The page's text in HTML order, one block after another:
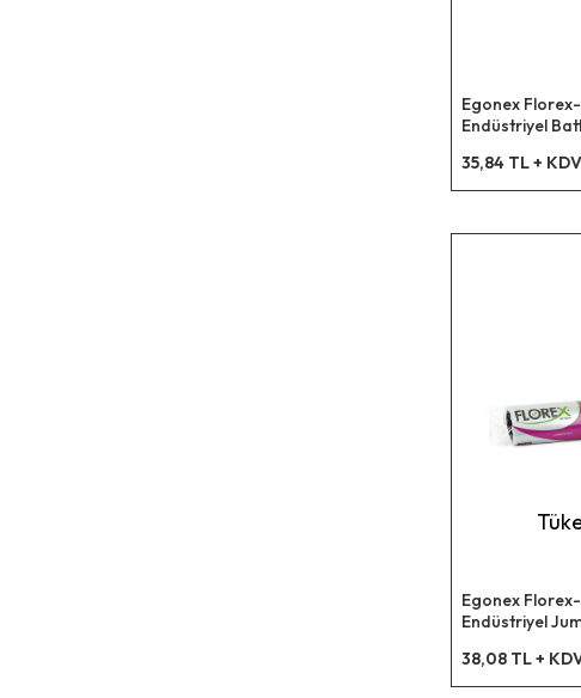
Egonex
Endüstriyel
35,84 TL + KDV
Egonex
Endüstriyel
38,08 TL +